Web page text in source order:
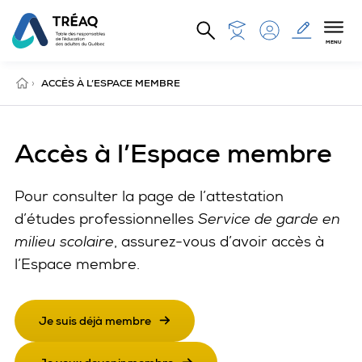
Aller au contenu principal
MENU
Agents de liaison (ADL)
La formation professionnelle (FP)
AEP Service de garde en milieu scolaire
ACCUEIL
› ACCÈS À L’ESPACE MEMBRE
Accès à l’Espace membre
Pour consulter la page de l’attestation
d’études professionnelles Service de garde en
milieu scolaire, assurez-vous d’avoir accès à
l’Espace membre.
Je suis déjà membre